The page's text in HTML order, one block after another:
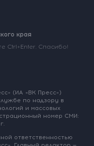
края
Ctrl+Enter. Спасибо!
(ИА «ВК Пресс»)
по надзору в
и массовых
номер СМИ:
ответственностью